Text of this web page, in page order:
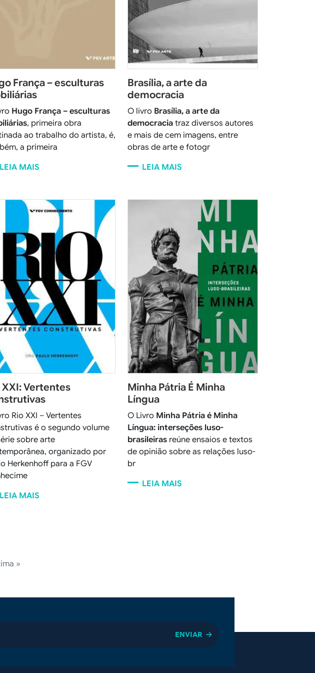
França – esculturas
Hugo França – esculturas
, primeira obra
ao trabalho do artista, é,
a primeira
LEIA MAIS
Brasília, a arte da
democracia
O livro Brasília, a arte da
democracia traz diversos autores
e mais de cem imagens, entre
obras de arte e fotogr
LEIA MAIS
XXI: Vertentes
Rio XXI – Vertentes
é o segundo volume
sobre arte
organizado por
Herkenhoff para a FGV
LEIA MAIS
Minha Pátria É Minha
Língua
O Livro Minha Pátria é Minha
Língua: interseções luso-
brasileiras reúne ensaios e textos
de opinião sobre as relações luso-
br
LEIA MAIS
página
página
»